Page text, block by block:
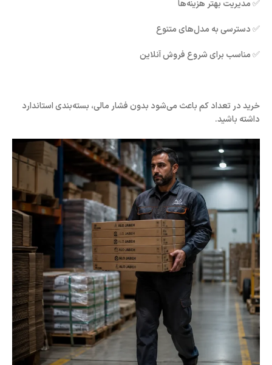
✅ مدیریت بهتر هزینه‌ها
✅ دسترسی به مدل‌های متنوع
✅ مناسب برای شروع فروش آنلاین
خرید در تعداد کم باعث می‌شود بدون فشار مالی، بسته‌بندی استاندارد
داشته باشید.